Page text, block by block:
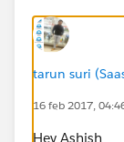
tarun suri
16 feb 2017,
Hey Ashish